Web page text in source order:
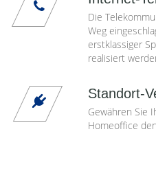
Die
Weg
erstklassiger
realisiert
Standort-
Gewähren Sie
Homeoffice